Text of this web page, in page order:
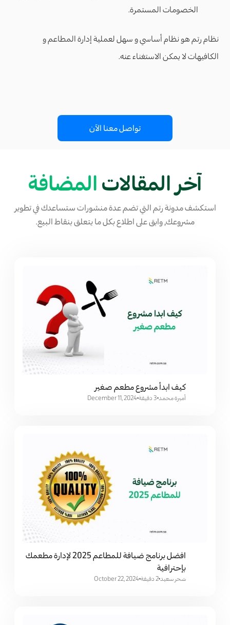
الخصومات المستمرة.
نظام رتم هو نظام أساسي و سهل لعملية إدارة المطاعم و
الكافيهات لا يمكن الاستغناء عنه.
تواصل معنا الآن
آخر المقالات المضافة
استكشف مدونة رتم التي تضم عدة منشورات ستساعدك في تطوير
مشروعك, وابق على اطلاع بكل ما يتعلق بنقاط البيع.
كيف ابدأ مشروع مطعم صغير
أميرة محمد 3 دقيقة December 11, 2024
افضل برنامج ضيافة للمطاعم 2025 لإدارة مطعمك
بإحترافية
سَحر سعيد 2 دقيقة October 22, 2024